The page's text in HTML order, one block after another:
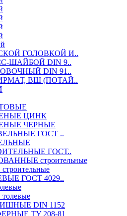
ГОЛОВКОЙ И..
ШАЙБОЙ DIN 9..
DIN 91..
ВШ (ПОТАЙ..
ЦИНК
ЧЕРНЫЕ
ГОСТ ..
ГОСТ..
строительные
ГОСТ 4029..
DIN 1152
ТУ 208-81